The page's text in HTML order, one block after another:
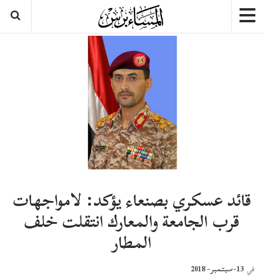
قائد عسكري بصنعاء يؤكد: لامواجهات
قرب الجامعة والمعارك انتقلت خلف
المطار
في 13-سبتمبر- 2018